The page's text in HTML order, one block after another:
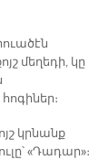
մեղեդի, կը
կրնանք
«Դադար»։